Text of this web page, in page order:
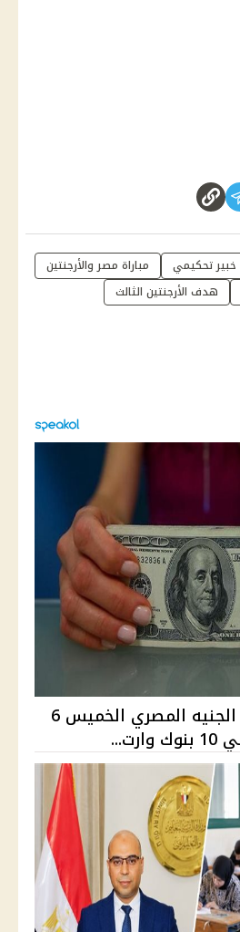
خبير تحكيمي
مباراة مصر والأرجنتين
هدف الأرجنتين الثالث
سعر الدولار مقابل الجنيه المصري الخميس 6